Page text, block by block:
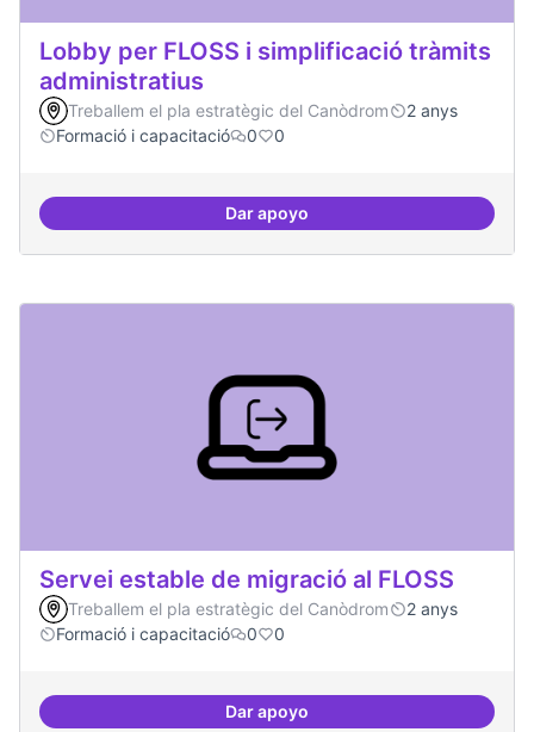
Lobby per FLOSS i simplificació tràmits
administratius
Treballem el pla estratègic del Canòdrom
2 anys
Formació i capacitació
0 0
Dar apoyoLobby per FLOSS i
Servei estable de migració al FLOSS
Treballem el pla estratègic del Canòdrom
2 anys
Formació i capacitació
0 0
Dar apoyoServei estable de migració al